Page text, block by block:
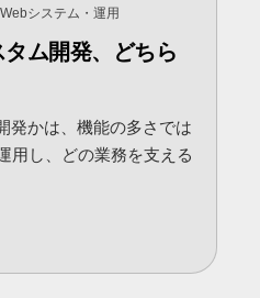
Webシステム・運用
ム開発、どちら
発かは、機能の多さでは
用し、どの業務を支える